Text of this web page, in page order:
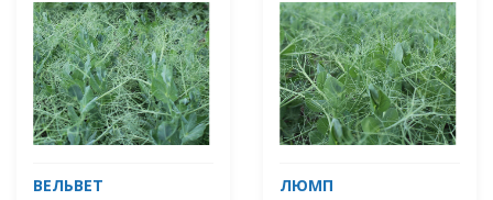
ВЕЛЬВЕТ ЛЮМП